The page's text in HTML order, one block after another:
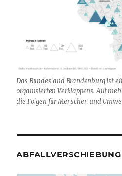
Das Bundesland Brandenburg ist
organisierten Verklappens. Auf
die Folgen für Menschen und
ABFALLVERSCHIEBUNG